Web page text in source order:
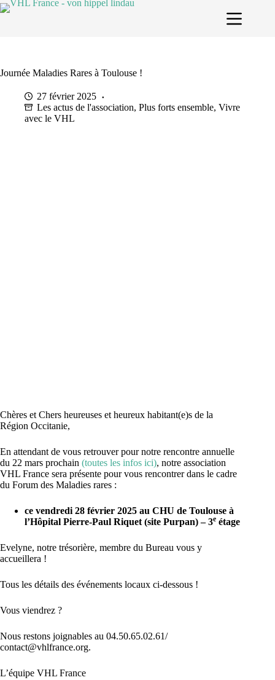
Passer
au
Journée Maladies Rares à Toulouse !
27 février 2025
Les actus de l'association, Plus forts ensemble, Vivre
avec le VHL
Chères et Chers heureuses et heureux habitant(e)s de la
Région Occitanie,
En attendant de vous retrouver pour notre rencontre annuelle
du 22 mars prochain (toutes les infos ici), notre association
VHL France sera présente pour vous rencontrer dans le cadre
du Forum des Maladies rares :
ce vendredi 28 février 2025 au CHU de Toulouse à
l’Hôpital Pierre-Paul Riquet (site Purpan) – 3e étage
Evelyne, notre trésorière, membre du Bureau vous y
accueillera !
Tous les détails des événements locaux ci-dessous !
Vous viendrez ?
Nous restons joignables au 04.50.65.02.61/
contact@vhlfrance.org.
L’équipe VHL France